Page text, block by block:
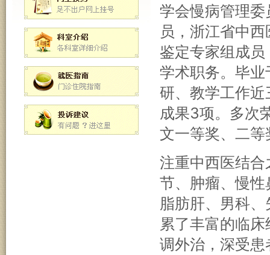
学会慢病管理
员，浙江省中
鉴定专家组成
学术职务。毕
研、教学工作
成果3项。多次
文一等奖、二等
注重中西医结
节、肿瘤、慢
脂肪肝、男科
累了丰富的临
调外治，深受患